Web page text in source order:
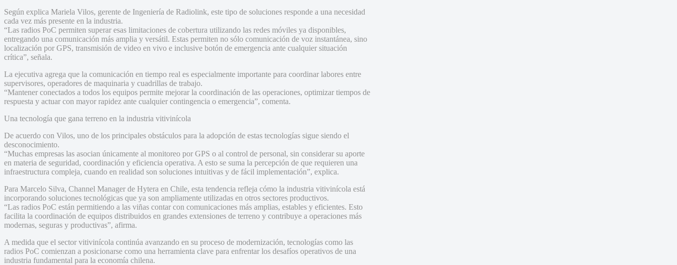
Según explica Mariela Vilos, gerente de Ingeniería de Radiolink, este tipo de soluciones responde a una necesidad
cada vez más presente en la industria.
“Las radios PoC permiten superar esas limitaciones de cobertura utilizando las redes móviles ya disponibles,
entregando una comunicación más amplia y versátil. Estas permiten no sólo comunicación de voz instantánea, sino
localización por GPS, transmisión de video en vivo e inclusive botón de emergencia ante cualquier situación
crítica”, señala.
La ejecutiva agrega que la comunicación en tiempo real es especialmente importante para coordinar labores entre
supervisores, operadores de maquinaria y cuadrillas de trabajo.
“Mantener conectados a todos los equipos permite mejorar la coordinación de las operaciones, optimizar tiempos de
respuesta y actuar con mayor rapidez ante cualquier contingencia o emergencia”, comenta.
Una tecnología que gana terreno en la industria vitivinícola
De acuerdo con Vilos, uno de los principales obstáculos para la adopción de estas tecnologías sigue siendo el
desconocimiento.
“Muchas empresas las asocian únicamente al monitoreo por GPS o al control de personal, sin considerar su aporte
en materia de seguridad, coordinación y eficiencia operativa. A esto se suma la percepción de que requieren una
infraestructura compleja, cuando en realidad son soluciones intuitivas y de fácil implementación”, explica.
Para Marcelo Silva, Channel Manager de Hytera en Chile, esta tendencia refleja cómo la industria vitivinícola está
incorporando soluciones tecnológicas que ya son ampliamente utilizadas en otros sectores productivos.
“Las radios PoC están permitiendo a las viñas contar con comunicaciones más amplias, estables y eficientes. Esto
facilita la coordinación de equipos distribuidos en grandes extensiones de terreno y contribuye a operaciones más
modernas, seguras y productivas”, afirma.
A medida que el sector vitivinícola continúa avanzando en su proceso de modernización, tecnologías como las
radios PoC comienzan a posicionarse como una herramienta clave para enfrentar los desafíos operativos de una
industria fundamental para la economía chilena.